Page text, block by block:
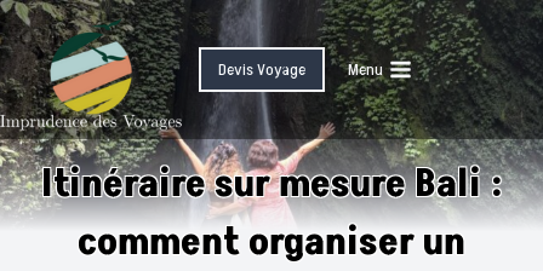
Skip
to
content
Devis Voyage Menu
Itinéraire sur mesure Bali :
comment organiser un